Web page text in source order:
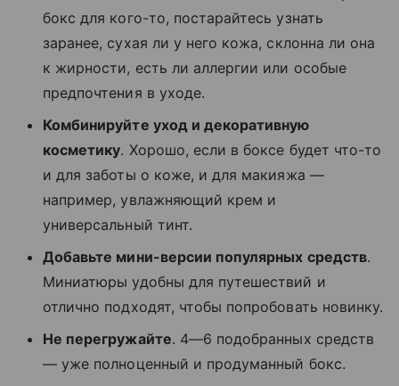
бокс для кого-то, постарайтесь узнать
заранее, сухая ли у него кожа, склонна ли она
к жирности, есть ли аллергии или особые
предпочтения в уходе.
Комбинируйте уход и декоративную
косметику. Хорошо, если в боксе будет что-то
и для заботы о коже, и для макияжа —
например, увлажняющий крем и
универсальный тинт.
Добавьте мини-версии популярных средств.
Миниатюры удобны для путешествий и
отлично подходят, чтобы попробовать новинку.
Не перегружайте. 4—6 подобранных средств
— уже полноценный и продуманный бокс.